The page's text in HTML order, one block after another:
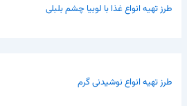
طرز تهیه انواع غذا با لوبیا چشم بلبلی
طرز تهیه انواع نوشیدنی گرم